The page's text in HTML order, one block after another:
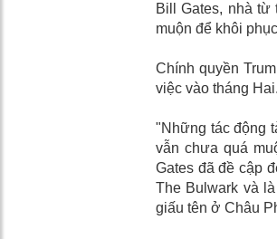
Bill Gates, nhà từ
muộn để khôi
Chính quyền
việc vào tháng
"Những tác động
vẫn chưa quá
Gates đã đề cập
The Bulwark và
giấu tên ở Châu